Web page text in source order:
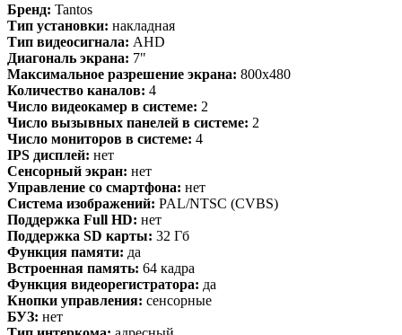
Бренд: Tantos
Тип установки: накладная
Тип видеосигнала: AHD
Диагональ экрана: 7"
Максимальное разрешение экрана: 800x480
Количество каналов: 4
Число видеокамер в системе: 2
Число вызывных панелей в системе: 2
Число мониторов в системе: 4
IPS дисплей: нет
Сенсорный экран: нет
Управление со смартфона: нет
Система изображений: PAL/NTSC (CVBS)
Поддержка Full HD: нет
Поддержка SD карты: 32 Гб
Функция памяти: да
Встроенная память: 64 кадра
Функция видеорегистратора: да
Кнопки управления: сенсорные
БУЗ: нет